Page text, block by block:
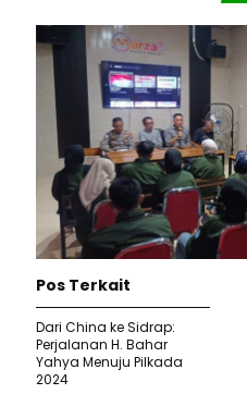
Pos Terkait
Dari China ke Sidrap:
Perjalanan H. Bahar
Yahya Menuju Pilkada
2024